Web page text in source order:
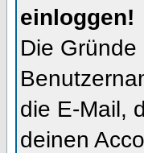
einloggen!
Die
die E-Mail,
deinen